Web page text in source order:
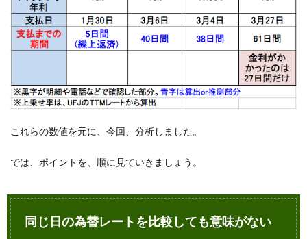
9
まと
め
これらの数値を元に、今回、分析しました。
では、ポイントを、順に見ていきましょう。
同じ日の為替レートを比較しても意味がない